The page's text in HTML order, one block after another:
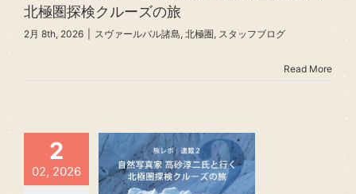
北極圏探検クルーズの旅
2月 8th, 2026 スヴァールバル諸島, 北極圏, スタッフブログ
Read More
2
02, 2026